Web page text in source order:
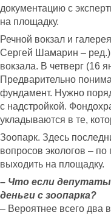
документацию с
на площадку.
Речной вокзал и
Сергей Шамарин – ред.)
вокзала. В четверг (16
Предварительно
фундамент. Нужно
с надстройкой.
укладываются в те,
Зоопарк. Здесь
вопросов экологов –
выходить на площадку.
– Что если депутаты
деньги с зоопарка?
– Вероятнее всего два